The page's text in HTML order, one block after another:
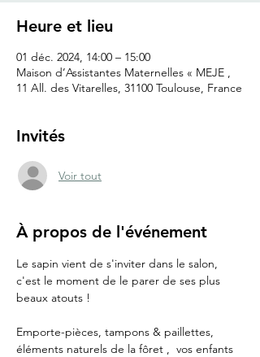
Heure et lieu
01 déc. 2024, 14:00 – 15:00
Maison d’Assistantes Maternelles « MEJE ,
11 All. des Vitarelles, 31100 Toulouse, France
Invités
Voir tout
À propos de l'événement
Le sapin vient de s'inviter dans le salon,
c'est le moment de le parer de ses plus
beaux atouts !
Emporte-pièces, tampons & paillettes,
éléments naturels de la fôret ,  vos enfants